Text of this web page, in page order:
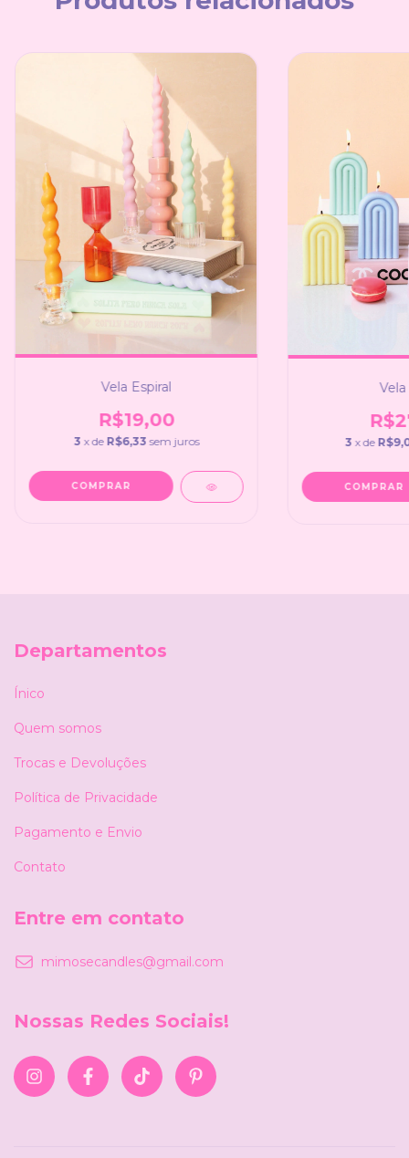
Vela Espiral
R$19,00
3 x de R$6,33 sem juros
COMPRAR
3 x de
COMPRAR
Departamentos
Ínico
Quem somos
Trocas e Devoluções
Política de Privacidade
Pagamento e Envio
Contato
Entre em contato
mimosecandles@gmail.com
Nossas Redes Sociais!